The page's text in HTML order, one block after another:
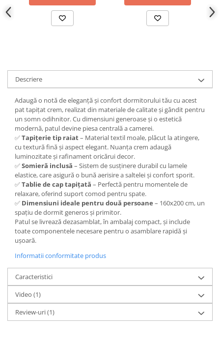
Descriere
Adaugă o notă de eleganță și confort dormitorului tău cu acest
pat tapițat crem, realizat din materiale de calitate și gândit pentru
un somn odihnitor. Cu dimensiuni generoase și o estetică
modernă, patul devine piesa centrală a camerei.
✅Tapițerie tip raiat– Material textil moale, plăcut la atingere,
cu textură fină și aspect elegant. Nuanța crem adaugă
luminozitate și rafinament oricărui decor.
✅Somieră inclusă – Sistem de susținere durabil cu lamele
elastice, care asigură o bună aerisire a saltelei și confort sporit.
✅Tablie de cap tapițată – Perfectă pentru momentele de
relaxare, oferind suport comod pentru spate.
✅ Dimensiuni ideale pentru două persoane – 160x200 cm, un
spațiu de dormit generos și primitor.
Patul se livrează dezasamblat, în ambalaj compact, și include
toate componentele necesare pentru o asamblare rapidă și
ușoară.
Informatii conformitate produs
Caracteristici
Video (1)
Review-uri(1)